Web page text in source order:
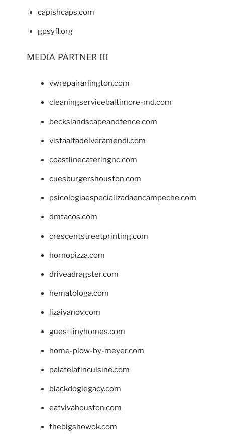
capishcaps.com
gpsyfl.org
MEDIA PARTNER III
vwrepairarlington.com
cleaningservicebaltimore-md.com
beckslandscapeandfence.com
vistaaltadelveramendi.com
coastlinecateringnc.com
cuesburgershouston.com
psicologiaespecializadaencampeche.com
dmtacos.com
crescentstreetprinting.com
hornopizza.com
driveadragster.com
hematologa.com
lizaivanov.com
guesttinyhomes.com
home-plow-by-meyer.com
palatelatincuisine.com
blackdoglegacy.com
eatvivahouston.com
thebigshowok.com